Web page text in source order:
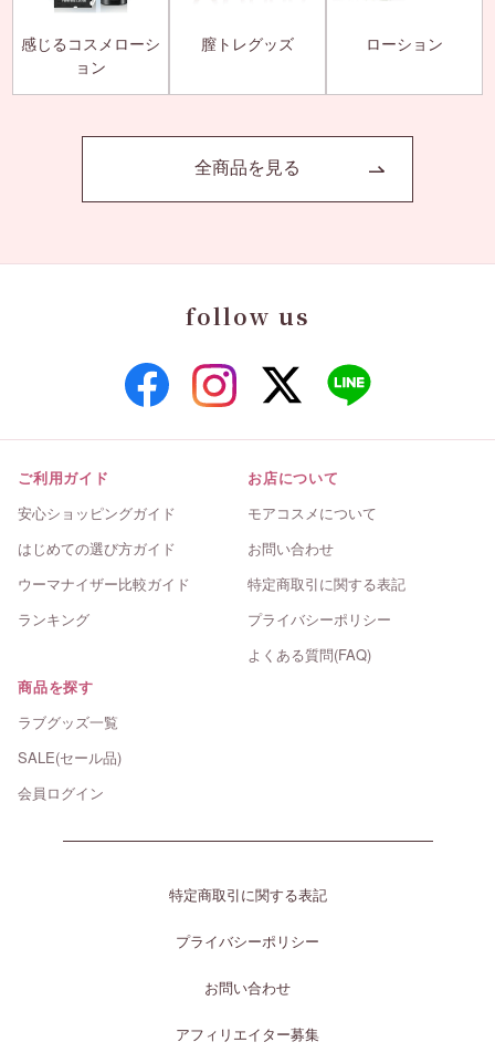
感じるコスメローシ
ョン
膣トレグッズ ローション
全商品を見る
follow us
ご利用ガイド
安心ショッピングガイド
はじめての選び方ガイド
ウーマナイザー比較ガイド
ランキング
お店について
モアコスメについて
お問い合わせ
特定商取引に関する表記
プライバシーポリシー
よくある質問(FAQ)
商品を探す
ラブグッズ一覧
SALE(セール品)
会員ログイン
特定商取引に関する表記
プライバシーポリシー
お問い合わせ
アフィリエイター募集